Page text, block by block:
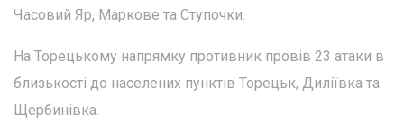
Часовий Яр, Маркове та Ступочки.
На Торецькому напрямку противник провів 23 атаки в
близькості до населених пунктів Торецьк, Диліївка та
Щербинівка.